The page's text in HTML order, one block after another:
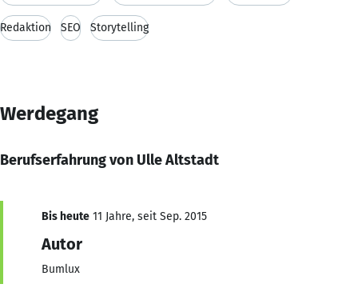
Redaktion SEO Storytelling
Werdegang
Berufserfahrung von Ulle Altstadt
Bis heute 11 Jahre, seit Sep. 2015
Autor
Bumlux